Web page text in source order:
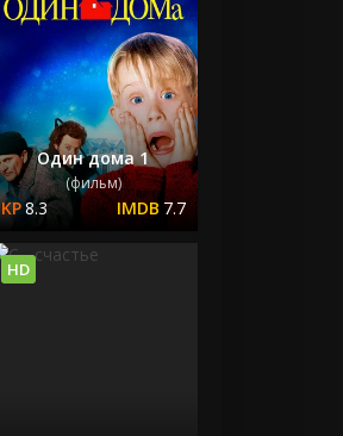
Один дома 1
(фильм)
8.3 7.7
HD